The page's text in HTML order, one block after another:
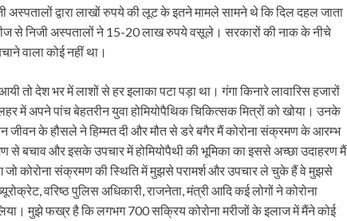
द्वारा लाखों रुपये की लूट के इतने मामले सामने थे कि दिल दहल जाता
से निजी अस्पतालों ने 15-20 लाख रुपये वसूले। सरकारों की नाक के नीचे
वाला कोई नहीं था।
तो देश भर में लाशों से हर इलाका पटा पड़ा था। गंगा किनारे लावारिस हजारों
में अपने पांच बेहतरीन युवा होमियोपैथिक चिकित्सक मित्रों को खोया। उनके
के हौसले ने हिम्मत दी और मौत से डरे बगैर मैं कोरोना संक्रमण के आरम्भ
बचाव और इसके उपचार में होमियोपैथी की भूमिका का इससे अच्छा उदाहरण मैं
कोरोना संक्रमण की स्थिति में मुझसे परामर्श और उपचार ले चुके हैं वे मुझसे
वरिष्ठ पुलिस अधिकारी, राजनेता, मंत्री आदि कई लोगों ने कोरोना
मुझे फख्र है कि लगभग 700 सक्रिय कोरोना मरीजों के इलाज में मैंने कोई